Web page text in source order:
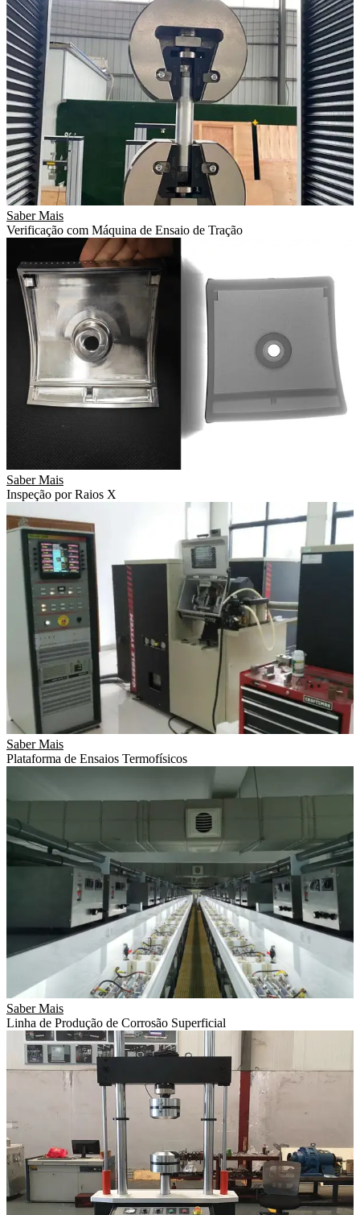
Saber Mais
Verificação com Máquina de Ensaio de Tração
Saber Mais
Inspeção por Raios X
Saber Mais
Plataforma de Ensaios Termofísicos
Saber Mais
Linha de Produção de Corrosão Superficial